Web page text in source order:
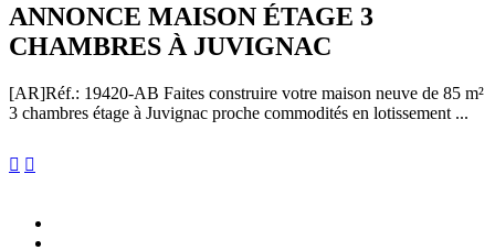
ANNONCE MAISON ÉTAGE 3
CHAMBRES À JUVIGNAC
[AR]Réf.: 19420-AB Faites construire votre maison neuve de 85 m²
3 chambres étage à Juvignac proche commodités en lotissement ...
 